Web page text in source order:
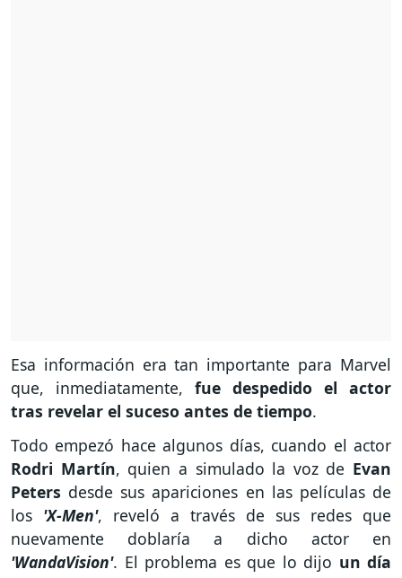
Esa información era tan importante para Marvel
que, inmediatamente, fue despedido el actor
tras revelar el suceso antes de tiempo.
Todo empezó hace algunos días, cuando el actor
Rodri Martín, quien a simulado la voz de Evan
Peters desde sus apariciones en las películas de
los 'X-Men', reveló a través de sus redes que
nuevamente doblaría a dicho actor en
'WandaVision'. El problema es que lo dijo un día